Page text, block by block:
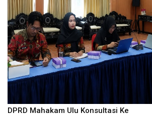
DPRD Mahakam Ulu Konsultasi Ke